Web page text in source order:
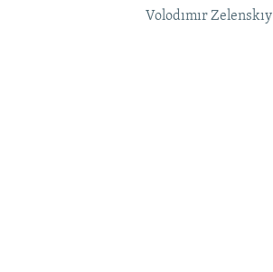
Volodımır Zelenskıy